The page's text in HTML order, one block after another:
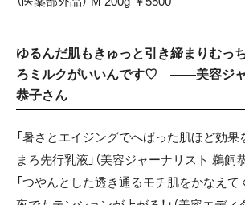
ゆるんだ肌もきゅっと引き締まりむっ
ろミルクがいいんです♡ ——美容ジャ
恭子さん
「暑さとエイジングでへばった肌ほど効果
まろ先行乳液」（美容ジャーナリスト 鵜飼
「つやんとした透き通るモチ肌をかなえて